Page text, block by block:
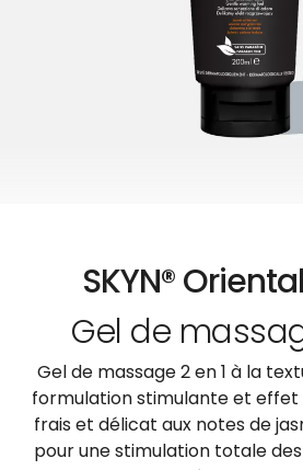
SKYN®
Gel de
Gel de massage 2 en 1 à la
formulation stimulante et
frais et délicat aux notes de
pour une stimulation totale